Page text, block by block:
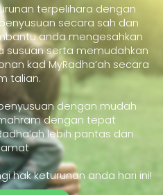
terpelihara dengan
secara sah dan
anda mengesahkan
susuan serta memudahkan
kad MyRadha’ah secara
talian.
dengan mudah
dengan tepat
lebih pantas dan
hak keturunan anda hari ini!